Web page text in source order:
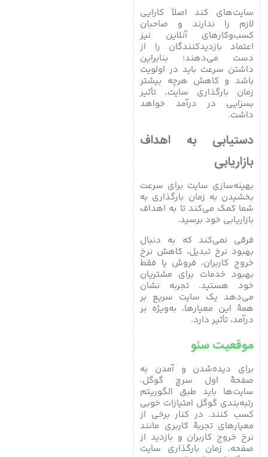
سایت‌های کند اصلاً کارایی
لازم را ندارند و صاحبان
کسب‌وکارهای آنلاین نیز
اعتماد بازدیدکنندگان را از
دست می‌دهند؛ بنابراین
داشتن سرعت باید در اولویت
باشد و کاهش هرچه بیشتر
زمان بارگذاری سایت، تأثیر
بسزایی در درآمد خواهد
داشت.
دستیابی به اهداف
بازاریابی
بهینه‌سازی سایت برای سرعت
بخشیدن به زمان بارگذاری به
شما کمک می‌کند تا به اهداف
بازاریابی خود برسید.
فرقی نمی‌کند که به دنبال
بهبود نرخ تبدیل، کاهش نرخ
خروج کاربران، فروش یا فقط
بهبود خدمات برای مشتریان
خود هستید. تجربه نشان
می‌دهد یک سایت سریع بر
همۀ این معیارها، به‌ویژه بر
درآمد، تأثیر دارد.
موقعیت سئو
برای دیده‌شدن و آمدن به
صفحۀ اول سرچ گوگل،
سایت‌ها باید طبق الگوریتم
رتبه‌بندی گوگل امتیازات خوبی
کسب کنند. در کنار برخی از
معیارهای تجربۀ کاربری مانند
نرخ خروج کاربران و بازدید از
صفحه، زمان بارگذاری سایت